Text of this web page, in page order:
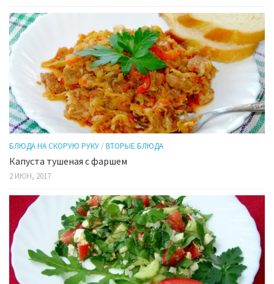
БЛЮДА НА СКОРУЮ РУКУ / ВТОРЫЕ БЛЮДА
Капуста тушеная с фаршем
2 ИЮН, 2017